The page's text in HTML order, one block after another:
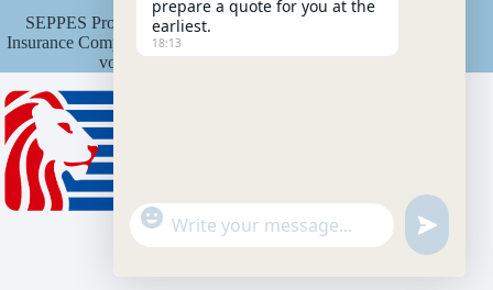
SEPPES Produkte sind von der Ping An State Property
Insurance Company of China mit einer Versicherungssumme
von 15 Millionen Yuan versichert.
prepare a quote for you at the
earliest.
18:13
"
+
WhatsApp Message
u
n